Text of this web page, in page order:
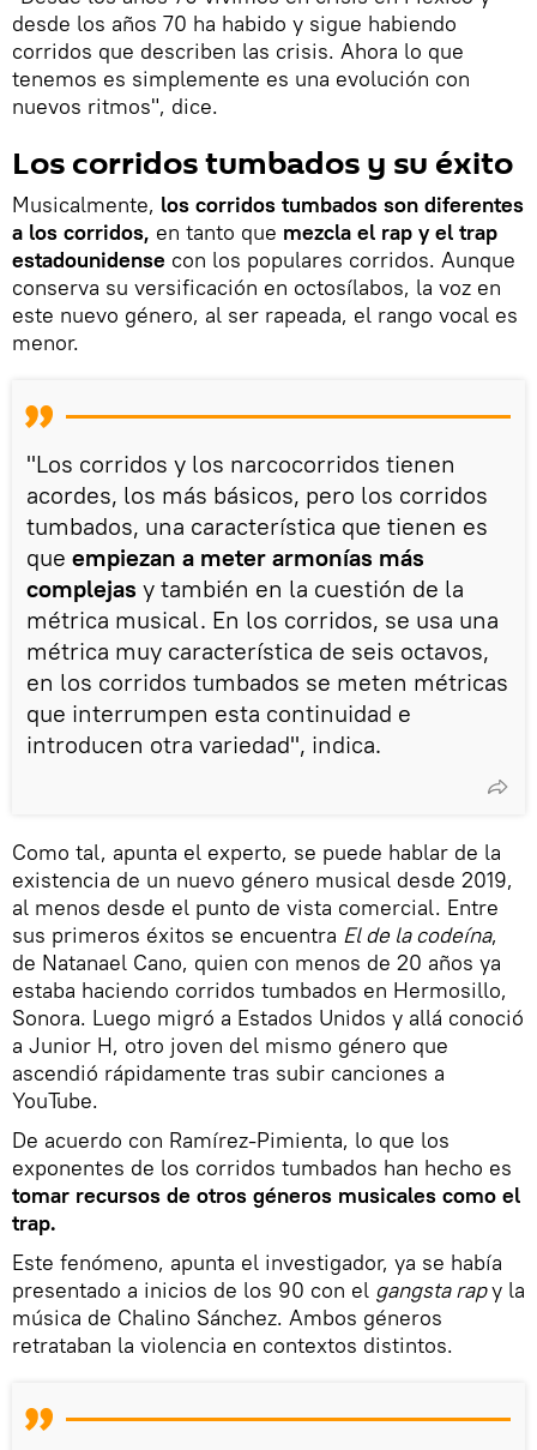
desde los años 70 ha habido y sigue habiendo
corridos que describen las crisis. Ahora lo que
tenemos es simplemente es una evolución con
nuevos ritmos", dice.
Los corridos tumbados y su éxito
Musicalmente, los corridos tumbados son diferentes
a los corridos, en tanto que mezcla el rap y el trap
estadounidense con los populares corridos. Aunque
conserva su versificación en octosílabos, la voz en
este nuevo género, al ser rapeada, el rango vocal es
menor.
"Los corridos y los narcocorridos tienen
acordes, los más básicos, pero los corridos
tumbados, una característica que tienen es
que empiezan a meter armonías más
complejas y también en la cuestión de la
métrica musical. En los corridos, se usa una
métrica muy característica de seis octavos,
en los corridos tumbados se meten métricas
que interrumpen esta continuidad e
introducen otra variedad", indica.
Como tal, apunta el experto, se puede hablar de la
existencia de un nuevo género musical desde 2019,
al menos desde el punto de vista comercial. Entre
sus primeros éxitos se encuentra El de la codeína,
de Natanael Cano, quien con menos de 20 años ya
estaba haciendo corridos tumbados en Hermosillo,
Sonora. Luego migró a Estados Unidos y allá conoció
a Junior H, otro joven del mismo género que
ascendió rápidamente tras subir canciones a
YouTube.
De acuerdo con Ramírez-Pimienta, lo que los
exponentes de los corridos tumbados han hecho es
tomar recursos de otros géneros musicales como el
trap.
Este fenómeno, apunta el investigador, ya se había
presentado a inicios de los 90 con el gangsta rapy la
música de Chalino Sánchez. Ambos géneros
retrataban la violencia en contextos distintos.